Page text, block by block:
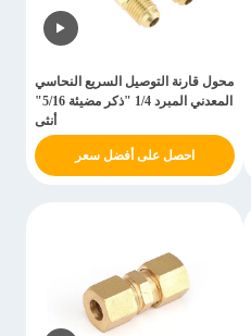
محول قارنة التوصيل السريع النحاسي
المعدني المبرد 1/4 "ذكر مضيئة 5/16"
أنثى
احصل على أفضل سعر